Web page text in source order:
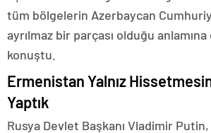
tüm bölgelerin Azerbaycan
ayrılmaz bir parçası olduğu
konuştu.
Ermenistan Yalnız
Yaptık
Rusya Devlet Başkanı Vladimir